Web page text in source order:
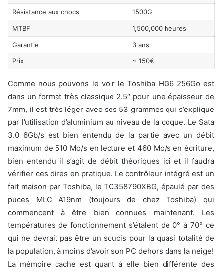
Résistance aux chocs 1500G
MTBF 1,500,000 heures
Garantie 3 ans
Prix ~ 150€
Comme nous pouvons le voir le Toshiba HG6 256Go est
dans un format très classique 2.5″ pour une épaisseur de
7mm, il est très léger avec ses 53 grammes qui s’explique
par l’utilisation d’aluminium au niveau de la coque. Le Sata
3.0 6Gb/s est bien entendu de la partie avec un débit
maximum de 510 Mo/s en lecture et 460 Mo/s en écriture,
bien entendu il s’agit de débit théoriques ici et il faudra
vérifier ces dires en pratique. Le contrôleur intégré est un
fait maison par Toshiba, le TC358790XBG, épaulé par des
puces MLC A19nm (toujours de chez Toshiba) qui
commencent à être bien connues maintenant. Les
températures de fonctionnement s’étalent de 0° à 70° ce
qui ne devrait pas être un soucis pour la quasi totalité de
la population, à moins d’avoir son PC dehors dans la neige!
La mémoire cache est quant à elle bien différente des